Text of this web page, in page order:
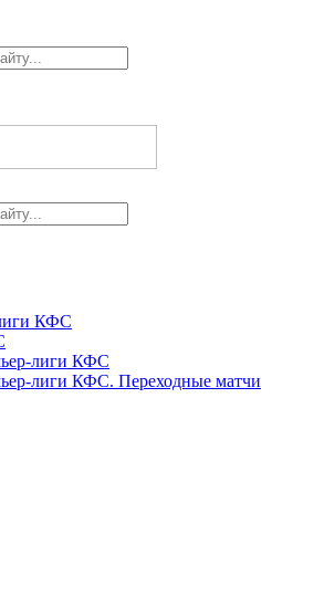
КФС
лиги КФС
лиги КФС. Переходные матчи